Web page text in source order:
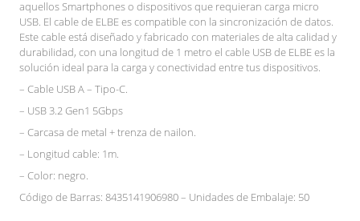
aquellos Smartphones o dispositivos que requieran carga micro
USB. El cable de ELBE es compatible con la sincronización de datos.
Este cable está diseñado y fabricado con materiales de alta calidad y
durabilidad, con una longitud de 1 metro el cable USB de ELBE es la
solución ideal para la carga y conectividad entre tus dispositivos.
– Cable USB A – Tipo-C.
– USB 3.2 Gen1 5Gbps
– Carcasa de metal + trenza de nailon.
– Longitud cable: 1m.
– Color: negro.
Código de Barras: 8435141906980 – Unidades de Embalaje: 50